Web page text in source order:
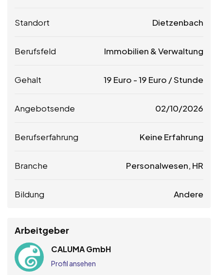
Standort Dietzenbach
Berufsfeld Immobilien & Verwaltung
Gehalt 19 Euro -19 Euro / Stunde
Angebotsende 02/10/2026
Berufserfahrung Keine Erfahrung
Branche Personalwesen, HR
Bildung Andere
Arbeitgeber
CALUMA GmbH
Profil ansehen